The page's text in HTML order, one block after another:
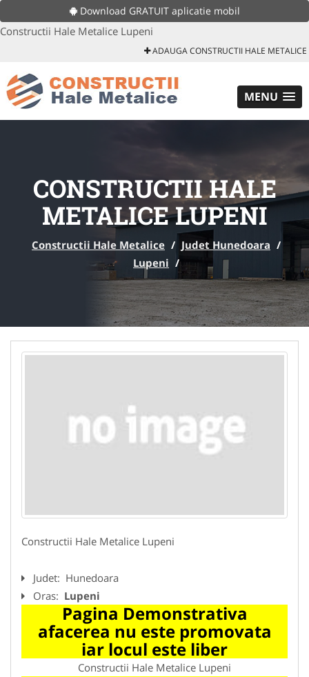
Download GRATUIT aplicatie mobil
Constructii Hale Metalice Lupeni
ADAUGA CONSTRUCTII HALE METALICE
MENU
CONSTRUCTII HALE
METALICE LUPENI
Constructii Hale Metalice / Judet Hunedoara /
Lupeni /
Constructii Hale Metalice Lupeni
Judet: Hunedoara
Oras: Lupeni
Pagina Demonstrativa
afacerea nu este promovata
iar locul este liber
Constructii Hale Metalice Lupeni